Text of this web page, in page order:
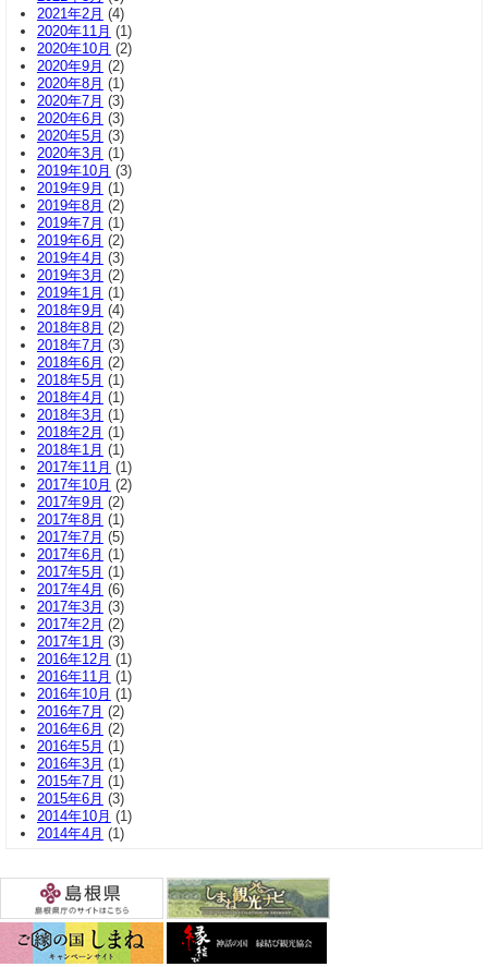
2021年2月 (4)
2020年11月 (1)
2020年10月 (2)
2020年9月 (2)
2020年8月 (1)
2020年7月 (3)
2020年6月 (3)
2020年5月 (3)
2020年3月 (1)
2019年10月 (3)
2019年9月 (1)
2019年8月 (2)
2019年7月 (1)
2019年6月 (2)
2019年4月 (3)
2019年3月 (2)
2019年1月 (1)
2018年9月 (4)
2018年8月 (2)
2018年7月 (3)
2018年6月 (2)
2018年5月 (1)
2018年4月 (1)
2018年3月 (1)
2018年2月 (1)
2018年1月 (1)
2017年11月 (1)
2017年10月 (2)
2017年9月 (2)
2017年8月 (1)
2017年7月 (5)
2017年6月 (1)
2017年5月 (1)
2017年4月 (6)
2017年3月 (3)
2017年2月 (2)
2017年1月 (3)
2016年12月 (1)
2016年11月 (1)
2016年10月 (1)
2016年7月 (2)
2016年6月 (2)
2016年5月 (1)
2016年3月 (1)
2015年7月 (1)
2015年6月 (3)
2014年10月 (1)
2014年4月 (1)